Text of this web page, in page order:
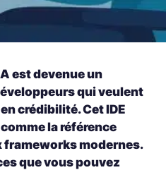
est devenue un
qui veulent
crédibilité. Cet IDE
la référence
frameworks modernes.
que vous pouvez